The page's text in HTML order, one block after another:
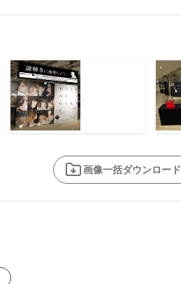
画像一括ダウンロード